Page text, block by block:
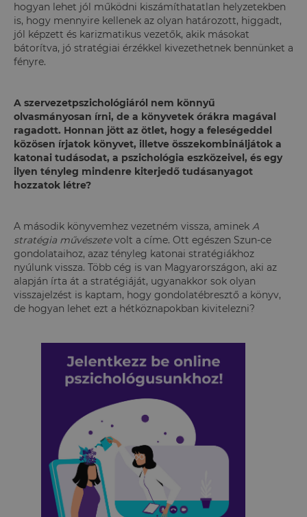
hogyan lehet jól működni kiszámíthatatlan helyzetekben
is, hogy mennyire kellenek az olyan határozott, higgadt,
jól képzett és karizmatikus vezetők, akik másokat
bátorítva, jó stratégiai érzékkel kivezethetnek bennünket a
fényre.
A szervezetpszichológiáról nem könnyű
olvasmányosan írni, de a könyvetek órákra magával
ragadott. Honnan jött az ötlet, hogy a feleségeddel
közösen írjatok könyvet, illetve összekombináljátok a
katonai tudásodat, a pszichológia eszközeivel, és egy
ilyen tényleg mindenre kiterjedő tudásanyagot
hozzatok létre?
A második könyvemhez vezetném vissza, aminek A
stratégia művészetevolt a címe. Ott egészen Szun-ce
gondolataihoz, azaz tényleg katonai stratégiákhoz
nyúlunk vissza. Több cég is van Magyarországon, aki az
alapján írta át a stratégiáját, ugyanakkor sok olyan
visszajelzést is kaptam, hogy gondolatébresztő a könyv,
de hogyan lehet ezt a hétköznapokban kivitelezni?